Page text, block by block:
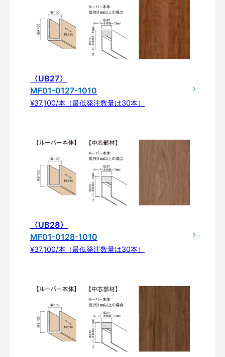
〈UB27〉
MF01-0127-1010
¥37,100/本（最低発注数量は30本）
〈UB28〉
MF01-0128-1010
¥37,100/本（最低発注数量は30本）